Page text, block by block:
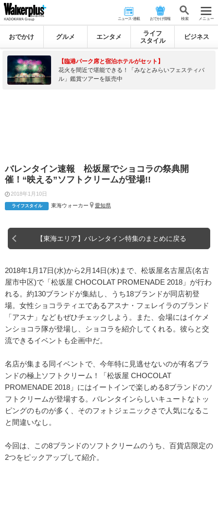
ニュース･連載 おでかけ情報 検 索 メニュー
おでかけ グルメ エンタメ
ライフ
スタイル
ビジネス
【臨港パーク席と宿泊ホテルがセット】
花火を間近で堪能できる！「みなとみらいフェスティバ
ル」鑑賞ツアーを販売中
バレンタイン速報 松坂屋でショコラの祭典開
催！“映える”ソフトクリームが登場!!
2018年1月10日
ライフスタイル 東海ウォーカー 愛知県
【東海エリア】バレンタイン特集のまとめに戻る
2018年1月17日(水)から2月14日(水)まで、松坂屋名古屋店(名古
屋市中区)で「松坂屋 CHOCOLAT PROMENADE 2018」が行わ
れる。約130ブランドが集結し、うち18ブランドが同店初登
場。女性ショコラティエであるアスナ・フェレイラのブランド
「アスナ」などもぜひチェックしよう。また、会場にはイケメ
ンショコラ隊が登場し、ショコラを紹介してくれる。彼らと交
流できるイベントも企画中だ。
名店が集まる同イベントで、今年特に見逃せないのが有名ブラ
ンドの極上ソフトクリーム！「松坂屋 CHOCOLAT
PROMENADE 2018」にはイートインで楽しめる8ブランドのソ
フトクリームが登場する。バレンタインらしいキュートなトッ
ピングのものが多く、そのフォトジェニックさで人気になるこ
と間違いなし。
今回は、この8ブランドのソフトクリームのうち、百貨店限定の
2つをピックアップして紹介。